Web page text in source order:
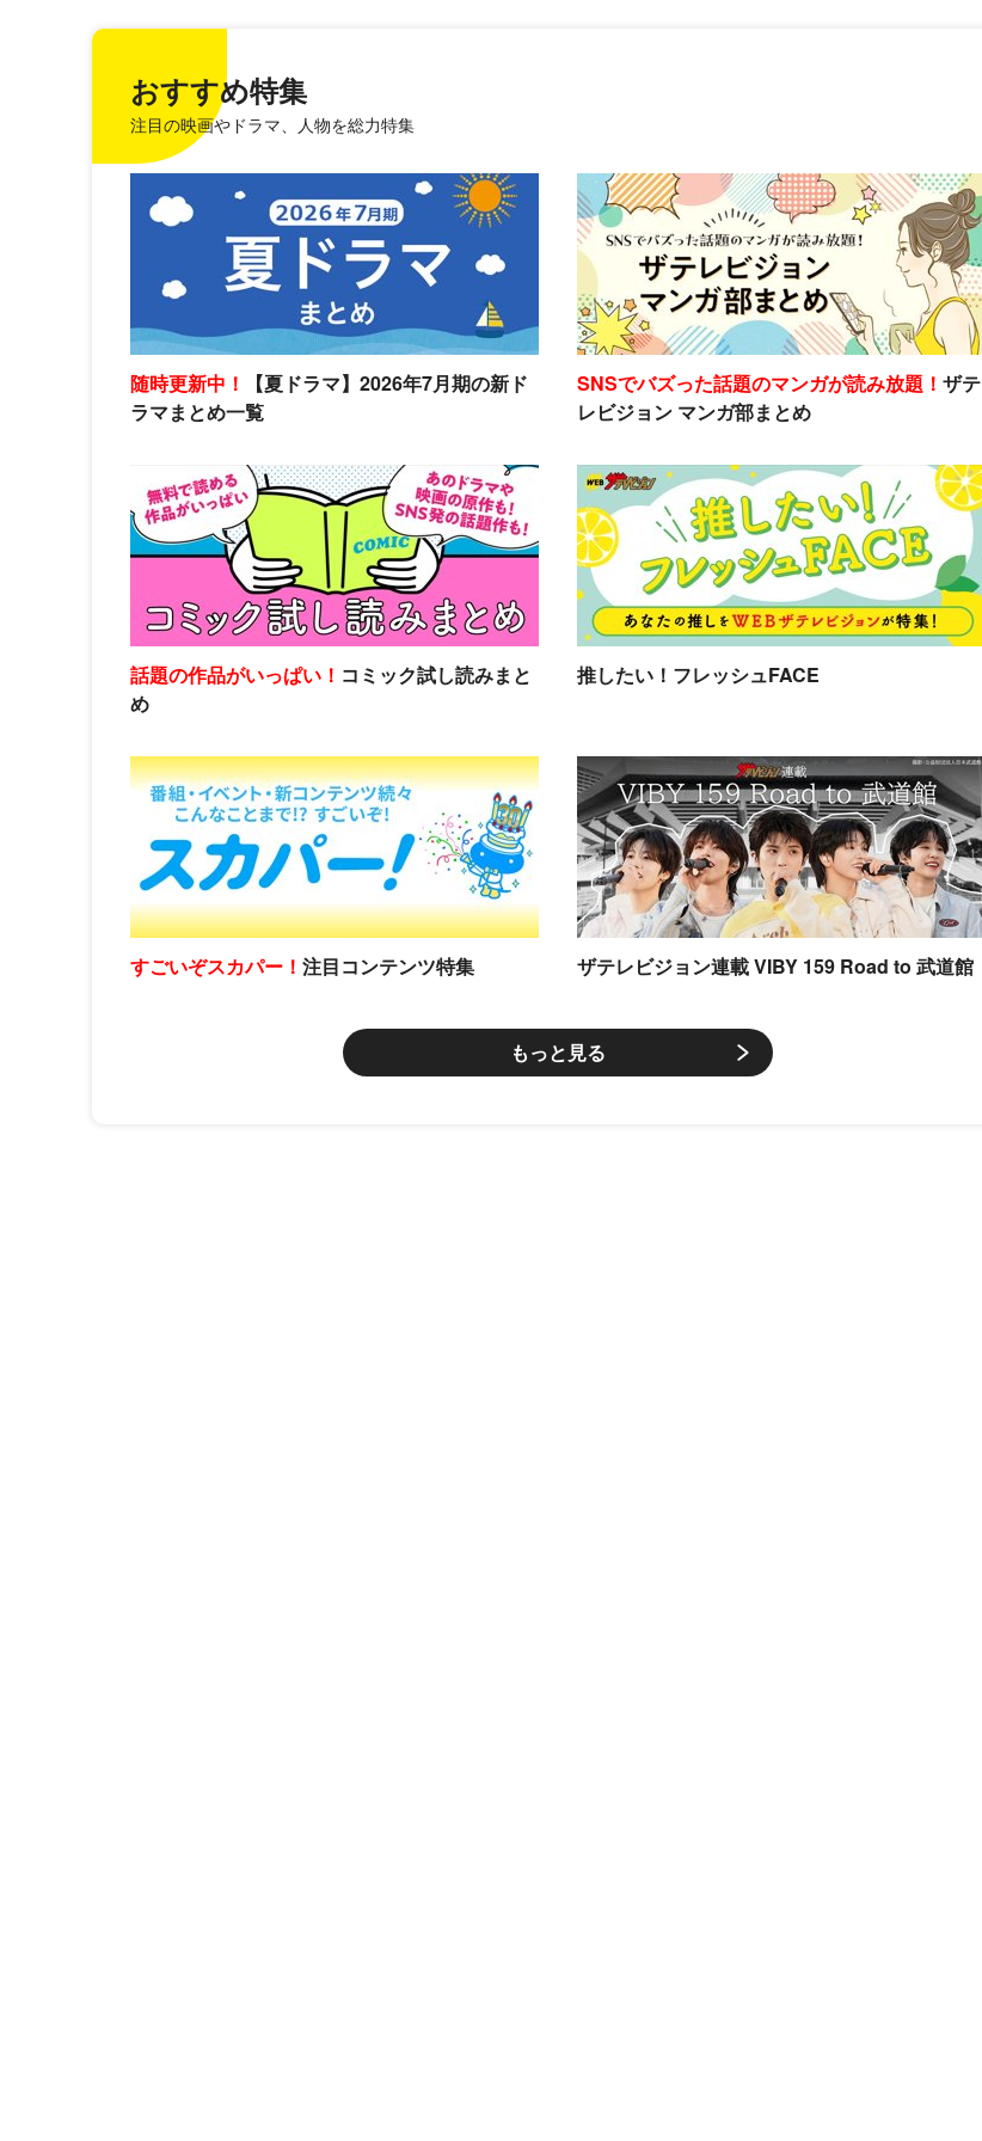
おすすめ特集
注目の映画やドラマ、人物を総力特集
随時更新中！
【夏ドラマ】2026年7月期の新ド
ラマまとめ一覧
SNSでバズった話題のマンガが読み放題！ ザテ
レビジョン マンガ部まとめ
話題の作品がいっぱい！ コミック試し読みまと
め
推したい！フレッシュFACE
すごいぞスカパー！ 注目コンテンツ特集 ザテレビジョン連載 VIBY 159 Road to 武道館
もっと見る